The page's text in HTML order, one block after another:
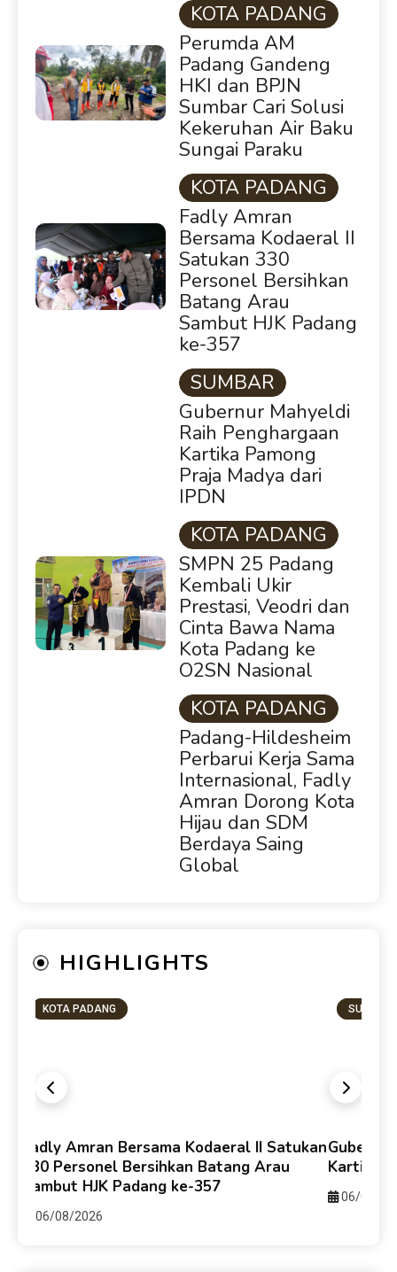
KOTA PADANG
Perumda AM
Padang Gandeng
HKI dan BPJN
Sumbar Cari Solusi
Kekeruhan Air Baku
Sungai Paraku
KOTA PADANG
Fadly Amran
Bersama Kodaeral II
Satukan 330
Personel Bersihkan
Batang Arau
Sambut HJK Padang
ke-357
SUMBAR
Gubernur Mahyeldi
Raih Penghargaan
Kartika Pamong
Praja Madya dari
IPDN
KOTA PADANG
SMPN 25 Padang
Kembali Ukir
Prestasi, Veodri dan
Cinta Bawa Nama
Kota Padang ke
O2SN Nasional
KOTA PADANG
Padang-Hildesheim
Perbarui Kerja Sama
Internasional, Fadly
Amran Dorong Kota
Hijau dan SDM
Berdaya Saing
Global
HIGHLIGHTS
KOTA PADANG
Fadly Amran Bersama Kodaeral II Satukan
330 Personel Bersihkan Batang Arau
Sambut HJK Padang ke-357
06/08/2026
SUMBAR
Kartika
06/08/